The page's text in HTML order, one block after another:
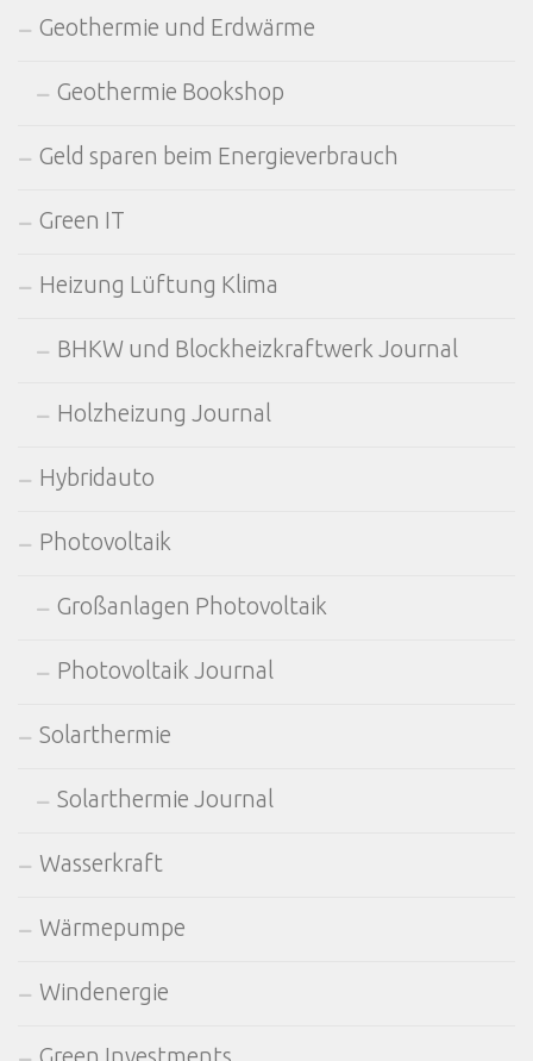
Geothermie und Erdwärme
Geothermie Bookshop
Geld sparen beim Energieverbrauch
Green IT
Heizung Lüftung Klima
BHKW und Blockheizkraftwerk Journal
Holzheizung Journal
Hybridauto
Photovoltaik
Großanlagen Photovoltaik
Photovoltaik Journal
Solarthermie
Solarthermie Journal
Wasserkraft
Wärmepumpe
Windenergie